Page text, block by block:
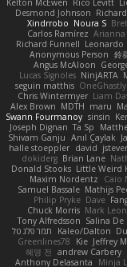
Kelton McEwen Rico Levitt
Desmond Johnson Richard
Xindrrobo Noura S
Carlos Ramírez
Richard Funnell Leonardo
Anonymous Person 鈴
Angus McAloon
Lucas Signoles NinjARTA
seguin matthis
Chris Wintermyer Liam
Alex Brown MDTH maru
Swann Fourmanoy sinsin
Joseph Dignan Ta Sp
Shivam Ganju Anıl Çaylak
halle stoeppler david
dokiderg Brian Lane
Donald Stooks Little Weird
Maxim Nordentz
Caio
Samuel Bassale Mathijs
Philip Pryke Dave
Chuck Morris Mark
Tony Alfredsson Salina De
תמר פלג טל
Kaleo/Dalton
Greenlines78
Kie Jeffrey
혜영 전 andrew Carbery
Anthony Delasanta
Minja